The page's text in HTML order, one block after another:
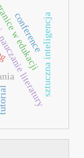
literatury
edukacjisztuczna inteligencja
conference